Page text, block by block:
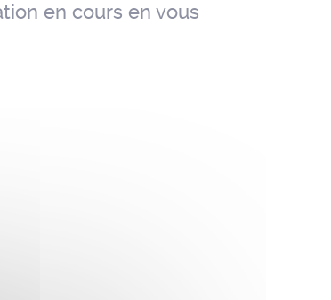
en cours en vous